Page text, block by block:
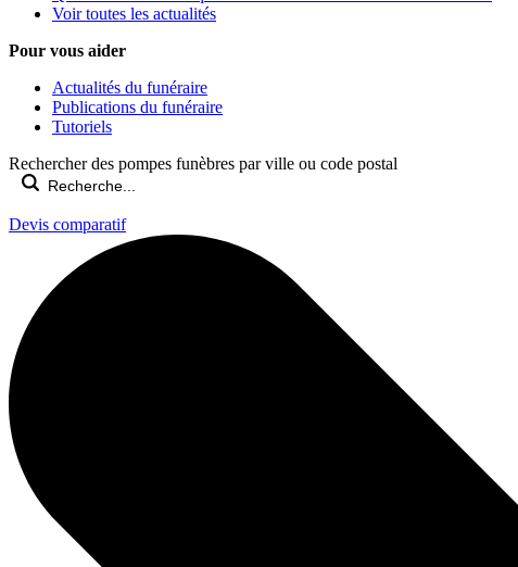
Voir toutes les actualités
Pour vous aider
Actualités du funéraire
Publications du funéraire
Tutoriels
Rechercher des pompes funèbres par ville ou code postal
Devis comparatif